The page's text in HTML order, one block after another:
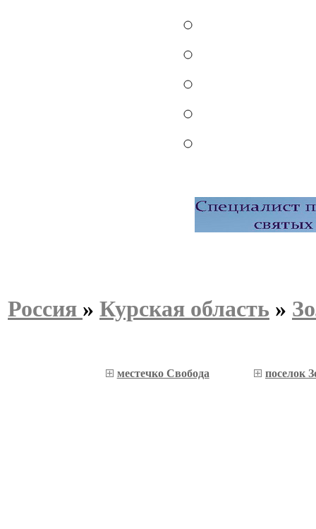
Россия » Курская область »
местечко Свобода поселок